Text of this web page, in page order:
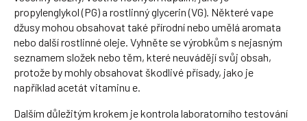
propylenglykol (PG) a rostlinný glycerin (VG). Některé vape
džusy mohou obsahovat také přírodní nebo umělá aromata
nebo další rostlinné oleje. Vyhněte se výrobkům s nejasným
seznamem složek nebo těm, které neuvádějí svůj obsah,
protože by mohly obsahovat škodlivé přísady, jako je
například acetát vitaminu e.
Dalším důležitým krokem je kontrola laboratorního testování